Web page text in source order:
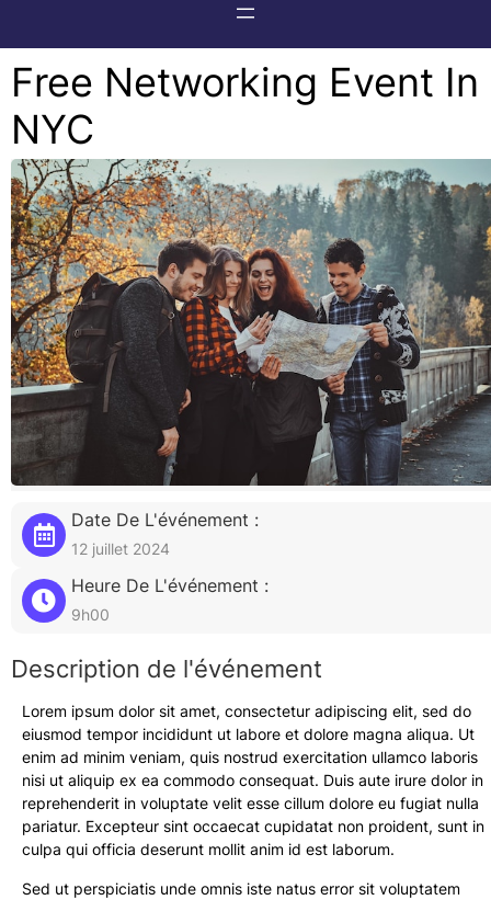
Free Networking Event In
NYC
Date De L'événement :
12 juillet 2024
Heure De L'événement :
9h00
Description de l'événement
Lorem ipsum dolor sit amet, consectetur adipiscing elit, sed do
eiusmod tempor incididunt ut labore et dolore magna aliqua. Ut
enim ad minim veniam, quis nostrud exercitation ullamco laboris
nisi ut aliquip ex ea commodo consequat. Duis aute irure dolor in
reprehenderit in voluptate velit esse cillum dolore eu fugiat nulla
pariatur. Excepteur sint occaecat cupidatat non proident, sunt in
culpa qui officia deserunt mollit anim id est laborum.
Sed ut perspiciatis unde omnis iste natus error sit voluptatem